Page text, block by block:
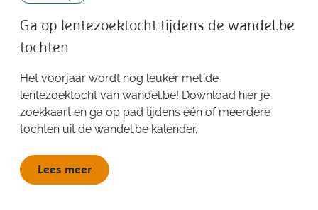
Ga op lentezoektocht tijdens de wandel.be
tochten
Het voorjaar wordt nog leuker met de
lentezoektocht van wandel.be! Download hier je
zoekkaart en ga op pad tijdens één of meerdere
tochten uit de wandel.be kalender.
Lees meer